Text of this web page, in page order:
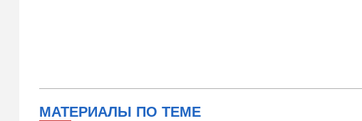
МАТЕРИАЛЫ ПО ТЕМЕ